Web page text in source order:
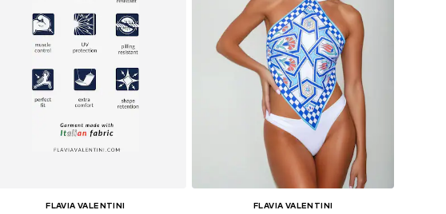
FLAVIA VALENTINI FLAVIA VALENTINI